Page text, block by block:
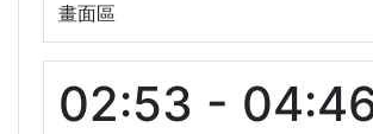
畫面區
02:53 -